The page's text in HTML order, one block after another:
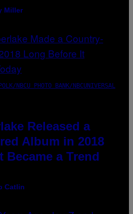
Miller
NBCU PHOTO BANK/NBCUNIVERSAL
Released a
Album in 2018
Became a Trend
Catlin